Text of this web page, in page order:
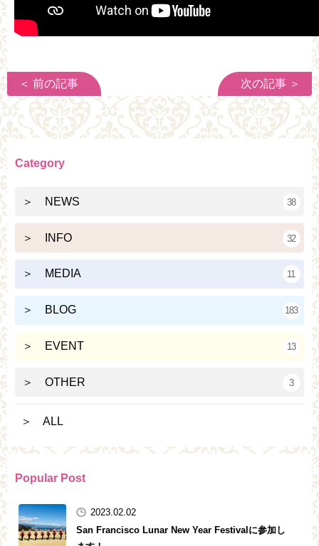
＜ 前の記事 次の記事 ＞
Category
＞ NEWS 38
＞ INFO 32
＞ MEDIA 11
＞ BLOG 183
＞ EVENT 13
＞ OTHER 3
＞ ALL
Popular Post
2023.02.02
San Francisco Lunar New Year Festivalに参加し